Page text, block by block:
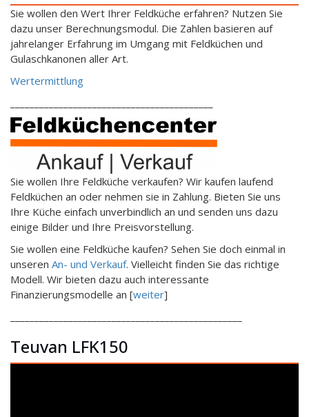
Sie wollen den Wert Ihrer Feldküche erfahren? Nutzen Sie
dazu unser Berechnungsmodul. Die Zahlen basieren auf
jahrelanger Erfahrung im Umgang mit Feldküchen und
Gulaschkanonen aller Art.
Wertermittlung
Sie wollen Ihre Feldküche verkaufen? Wir kaufen laufend
Feldküchen an oder nehmen sie in Zahlung. Bieten Sie uns
Ihre Küche einfach unverbindlich an und senden uns dazu
einige Bilder und Ihre Preisvorstellung.
Sie wollen eine Feldküche kaufen? Sehen Sie doch einmal in
unseren An- und Verkauf. Vielleicht finden Sie das richtige
Modell. Wir bieten dazu auch interessante
Finanzierungsmodelle an [weiter]
Teuvan LFK150